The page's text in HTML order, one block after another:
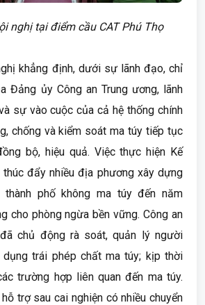
nghị tại điểm cầu CAT Phú Thọ
khẳng định, dưới sự lãnh đạo, chỉ
Đảng ủy Công an Trung ương, lãnh
sự vào cuộc của cả hệ thống chính
chống và kiểm soát ma túy tiếp tục
bộ, hiệu quả. Việc thực hiện Kế
đẩy nhiều địa phương xây dựng
thành phố không ma túy đến năm
cho phòng ngừa bền vững. Công an
chủ động rà soát, quản lý người
trái phép chất ma túy; kịp thời
trường hợp liên quan đến ma túy.
trợ sau cai nghiện có nhiều chuyển